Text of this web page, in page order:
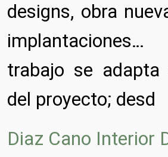
designs, obra
trabajo se
del proyecto; desd
Diaz Cano Interior